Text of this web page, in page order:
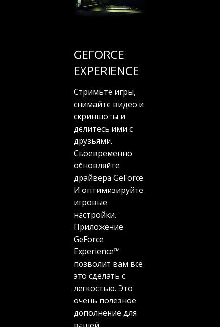
GEFORCE
EXPERIENCE
Стримьте игры,
снимайте видео и
скриншоты и
делитесь ими с
друзьями.
Своевременно
обновляйте
драйвера GeForce.
И оптимизируйте
игровые
настройки.
Приложение
GeForce
Experience™
позволит вам все
это сделать с
легкостью. Это
очень полезное
дополнение для